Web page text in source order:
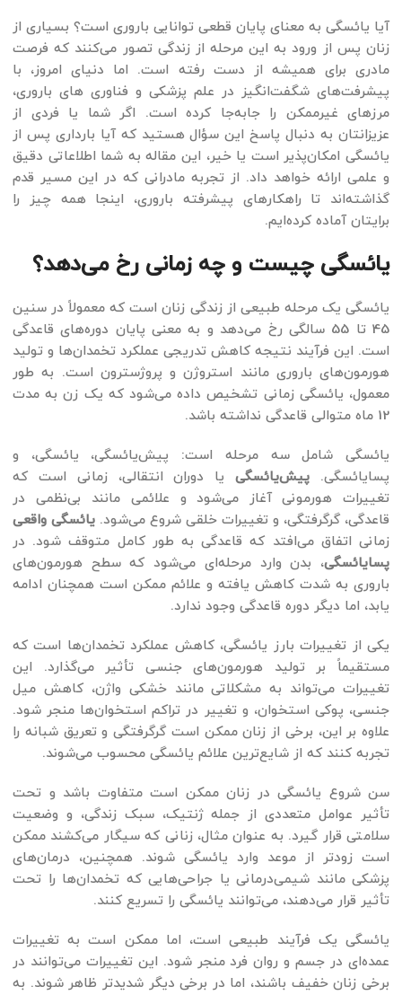
آیا یائسگی به معنای پایان قطعی توانایی باروری است؟ بسیاری از
زنان پس از ورود به این مرحله از زندگی تصور می‌کنند که فرصت
مادری برای همیشه از دست رفته است. اما دنیای امروز، با
پیشرفت‌های شگفت‌انگیز در علم پزشکی و فناوری های باروری،
مرزهای غیرممکن را جابه‌جا کرده است. اگر شما یا فردی از
عزیزانتان به دنبال پاسخ این سؤال هستید که آیا بارداری پس از
یائسگی امکان‌پذیر است یا خیر، این مقاله به شما اطلاعاتی دقیق
و علمی ارائه خواهد داد. از تجربه مادرانی که در این مسیر قدم
گذاشته‌اند تا راهکارهای پیشرفته باروری، اینجا همه چیز را
برایتان آماده کرده‌ایم.
یائسگی چیست و چه زمانی رخ می‌دهد؟
یائسگی یک مرحله طبیعی از زندگی زنان است که معمولاً در سنین
45 تا 55 سالگی رخ می‌دهد و به معنی پایان دوره‌های قاعدگی
است. این فرآیند نتیجه کاهش تدریجی عملکرد تخمدان‌ها و تولید
هورمون‌های باروری مانند استروژن و پروژسترون است. به طور
معمول، یائسگی زمانی تشخیص داده می‌شود که یک زن به مدت
12 ماه متوالی قاعدگی نداشته باشد.
یائسگی شامل سه مرحله است: پیش‌یائسگی، یائسگی، و
پسا‌یائسگی. پیش‌یائسگییا دوران انتقالی، زمانی است که
تغییرات هورمونی آغاز می‌شود و علائمی مانند بی‌نظمی در
قاعدگی، گرگرفتگی، و تغییرات خلقی شروع می‌شود. یائسگی واقعی
زمانی اتفاق می‌افتد که قاعدگی به طور کامل متوقف شود. در
پسا‌یائسگی، بدن وارد مرحله‌ای می‌شود که سطح هورمون‌های
باروری به شدت کاهش یافته و علائم ممکن است همچنان ادامه
یابد، اما دیگر دوره قاعدگی وجود ندارد.
یکی از تغییرات بارز یائسگی، کاهش عملکرد تخمدان‌ها است که
مستقیماً بر تولید هورمون‌های جنسی تأثیر می‌گذارد. این
تغییرات می‌تواند به مشکلاتی مانند خشکی واژن، کاهش میل
جنسی، پوکی استخوان، و تغییر در تراکم استخوان‌ها منجر شود.
علاوه بر این، برخی از زنان ممکن است گرگرفتگی و تعریق شبانه را
تجربه کنند که از شایع‌ترین علائم یائسگی محسوب می‌شوند.
سن شروع یائسگی در زنان ممکن است متفاوت باشد و تحت
تأثیر عوامل متعددی از جمله ژنتیک، سبک زندگی، و وضعیت
سلامتی قرار گیرد. به عنوان مثال، زنانی که سیگار می‌کشند ممکن
است زودتر از موعد وارد یائسگی شوند. همچنین، درمان‌های
پزشکی مانند شیمی‌درمانی یا جراحی‌هایی که تخمدان‌ها را تحت
تأثیر قرار می‌دهند، می‌توانند یائسگی را تسریع کنند.
یائسگی یک فرآیند طبیعی است، اما ممکن است به تغییرات
عمده‌ای در جسم و روان فرد منجر شود. این تغییرات می‌توانند در
برخی زنان خفیف باشند، اما در برخی دیگر شدیدتر ظاهر شوند. به